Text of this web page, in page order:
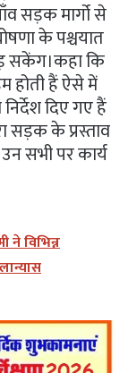
सड़क मार्गो से
के पश्चयात
सकेंग।कहा कि
होती हैं ऐसे में
दिए गए हैं
सड़क के प्रस्ताव
सभी पर कार्य
ने विभिन्न